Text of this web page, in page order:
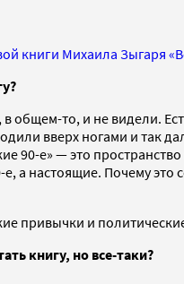
книги Михаила Зыгаря
общем-то, и не видели.
вверх ногами и так
90-е» — это
Почему это
привычки и
книгу, но все-таки?